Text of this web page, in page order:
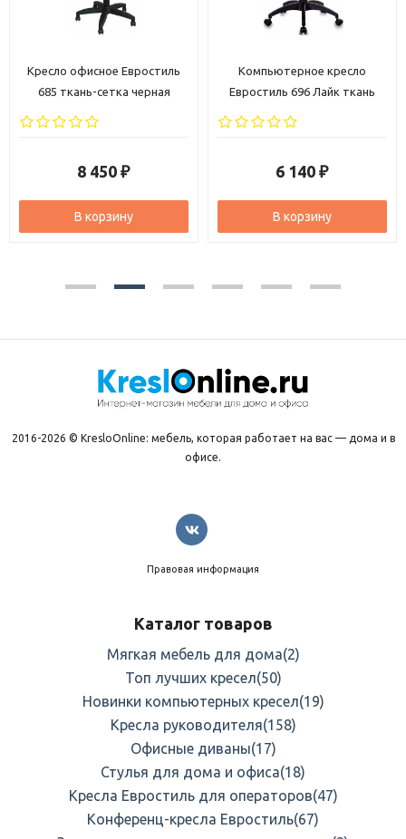
Кресло офисное Евростиль
685 ткань-сетка черная
8 450 ₽
В корзину
Компьютерное кресло
Евростиль 696 Лайк ткань
черная
6 140 ₽
В корзину
2016-2026 © KresloOnline: мебель, которая работает на вас — дома и в
офисе.
Правовая информация
Каталог товаров
Мягкая мебель для дома(2)
Топ лучших кресел(50)
Новинки компьютерных кресел(19)
Кресла руководителя(158)
Офисные диваны(17)
Стулья для дома и офиса(18)
Кресла Евростиль для операторов(47)
Конференц-кресла Евростиль(67)